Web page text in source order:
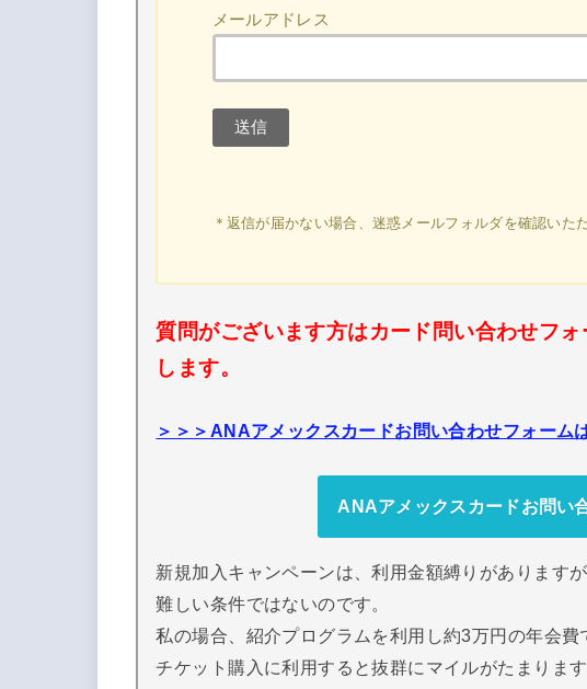
メールアドレス
＊返信が届かない場合、迷惑メールフォルダを確認いた
質問がございます方はカード問い合わせフ
します。
＞＞＞ANAアメックスカードお問い合わせフォーム
ANAアメックスカードお問い
新規加入キャンペーンは、利用金額縛りがあります
難しい条件ではないのです。
私の場合、紹介プログラムを利用し約3万円の年会
チケット購入に利用すると抜群にマイルがたまりま